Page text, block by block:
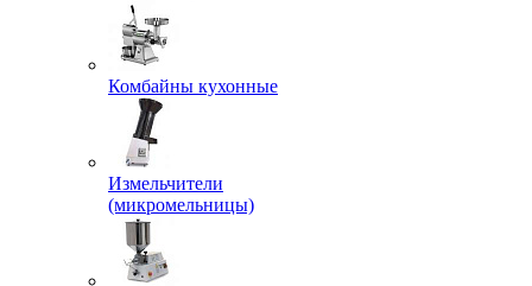
Комбайны кухонные
Измельчители
(микромельницы)